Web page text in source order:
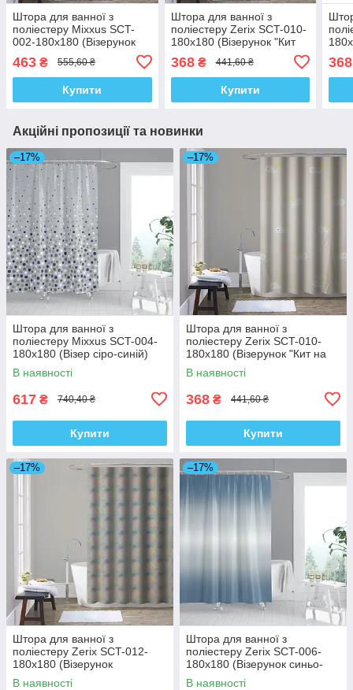
Штора для ванної з
поліестеру Mixxus SCT-
002-180x180 (Візерунок
463 ₴ 555,60 ₴
Купити
Штора для ванної з
поліестеру Zerix SCT-010-
180x180 (Візерунок "Кит
(ZX4983)
368₴ 441,60 ₴
Купити
368
Акційні пропозиції та новинки
–17%
Штора для ванної з
поліестеру Mixxus SCT-004-
180x180 (Візер сіро-синій)
(AC0652)
В наявності
617 ₴ 740,40 ₴
Купити
–17%
Штора для ванної з
поліестеру Zerix SCT-010-
180x180 (Візерунок "Кит на
бежевому тлі") (ZX4983)
В наявності
368 ₴ 441,60 ₴
Купити
–17%
Штора для ванної з
поліестеру Zerix SCT-012-
180x180 (Візерунок
"Райдуга") (ZX4981)
В наявності
–17%
Штора для ванної з
поліестеру Zerix SCT-006-
180x180 (Візерунок синьо-
білий) (ZX4990)
В наявності